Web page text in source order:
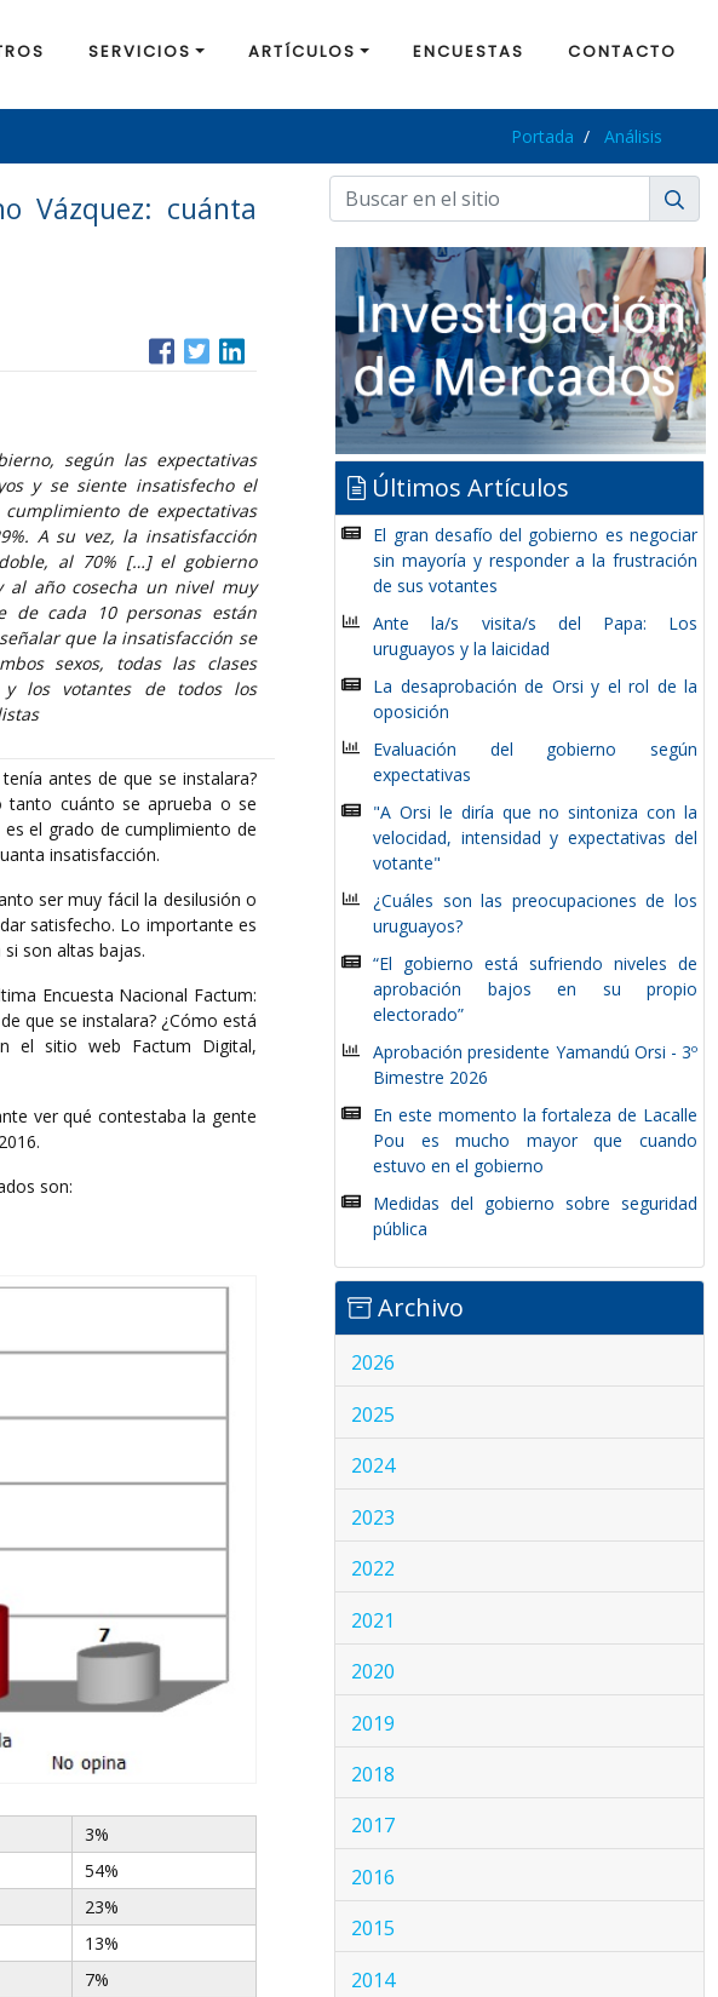
SERVICIOS ARTÍCULOS ENCUESTAS CONTACTO
Portada Análisis
Vázquez: cuánta
según las expectativas
y se siente insatisfecho el
de expectativas
A su vez, la insatisfacción
al 70% […] el gobierno
al año cosecha un nivel muy
de cada 10 personas están
que la insatisfacción se
sexos, todas las clases
y los votantes de todos los
antes de que se instalara?
tanto cuánto se aprueba o se
el grado de cumplimiento de
insatisfacción.
ser muy fácil la desilusión o
satisfecho. Lo importante es
son altas bajas.
Encuesta Nacional Factum:
que se instalara? ¿Cómo está
el sitio web Factum Digital,
ver qué contestaba la gente
son:
3%
54%
23%
13%
7%
Últimos Artículos
El gran desafío del gobierno es negociar
sin mayoría y responder a la frustración
de sus votantes
Ante la/s visita/s del Papa: Los
uruguayos y la laicidad
La desaprobación de Orsi y el rol de la
oposición
Evaluación del gobierno según
expectativas
"A Orsi le diría que no sintoniza con la
velocidad, intensidad y expectativas del
votante"
¿Cuáles son las preocupaciones de los
uruguayos?
“El gobierno está sufriendo niveles de
aprobación bajos en su propio
electorado”
Aprobación presidente Yamandú Orsi - 3º
Bimestre 2026
En este momento la fortaleza de Lacalle
Pou es mucho mayor que cuando
estuvo en el gobierno
Medidas del gobierno sobre seguridad
pública
Archivo
2026
2025
2024
2023
2022
2021
2020
2019
2018
2017
2016
2015
2014